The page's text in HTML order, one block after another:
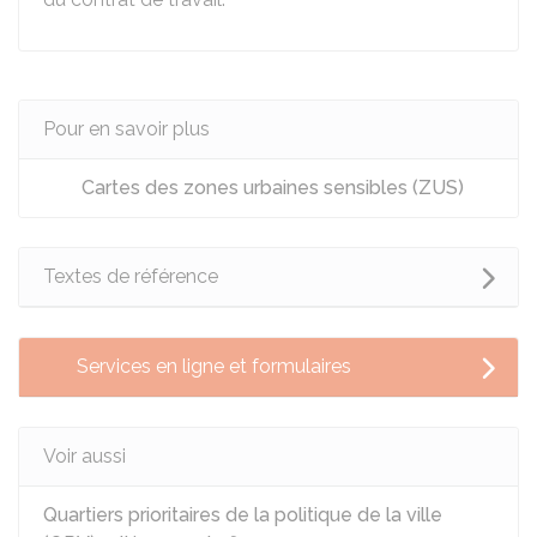
Pour en savoir plus
Cartes des zones urbaines sensibles (ZUS)
Textes de référence
Services en ligne et formulaires
Voir aussi
Quartiers prioritaires de la politique de la ville